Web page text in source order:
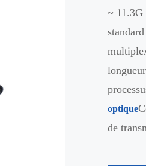
~ 11.3G
optique
de